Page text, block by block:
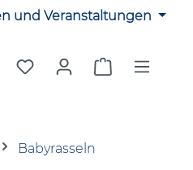
und Veranstaltungen
Du hast 0 Produkte auf
Warenkorb
Babyrasseln